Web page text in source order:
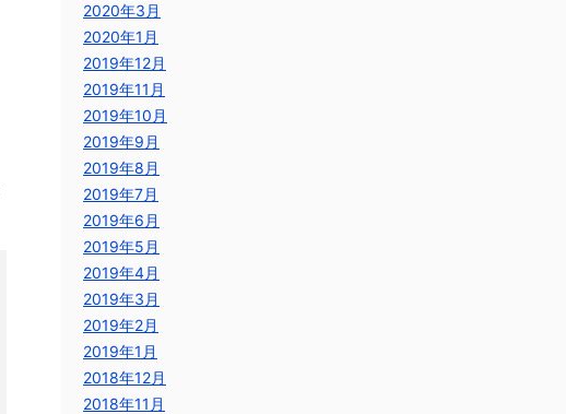
2020年3月
2020年1月
2019年12月
2019年11月
2019年10月
2019年9月
2019年8月
2019年7月
2019年6月
2019年5月
2019年4月
2019年3月
2019年2月
2019年1月
2018年12月
2018年11月